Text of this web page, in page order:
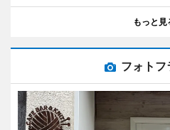
もっと見
フォトフ